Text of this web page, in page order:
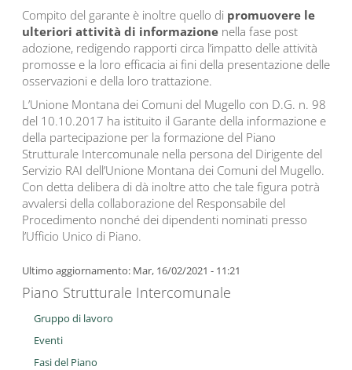
Compito del garante è inoltre quello di promuovere le
ulteriori attività di informazione nella fase post
adozione, redigendo rapporti circa l’impatto delle attività
promosse e la loro efficacia ai fini della presentazione delle
osservazioni e della loro trattazione.
L’Unione Montana dei Comuni del Mugello con D.G. n. 98
del 10.10.2017 ha istituito il Garante della informazione e
della partecipazione per la formazione del Piano
Strutturale Intercomunale nella persona del Dirigente del
Servizio RAI dell’Unione Montana dei Comuni del Mugello.
Con detta delibera di dà inoltre atto che tale figura potrà
avvalersi della collaborazione del Responsabile del
Procedimento nonché dei dipendenti nominati presso
l’Ufficio Unico di Piano.
Ultimo aggiornamento: Mar, 16/02/2021 - 11:21
Piano Strutturale Intercomunale
Gruppo di lavoro
Eventi
Fasi del Piano